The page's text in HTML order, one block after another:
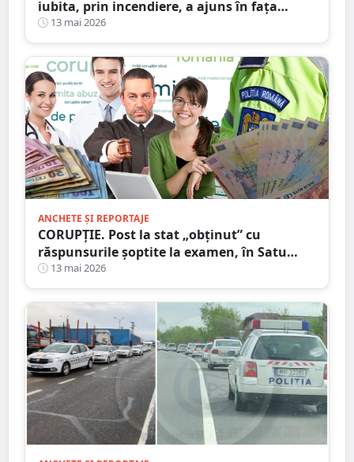
iubita, prin incendiere, a ajuns în fața
judecătorilor
13 mai 2026
ANCHETE ȘI REPORTAJE
CORUPȚIE. Post la stat „obținut” cu
răspunsurile șoptite la examen, în Satu
Mare. Nici la muncă nu trebuie să mergi
13 mai 2026